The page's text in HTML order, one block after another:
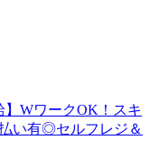
WワークOK！スキ
い有◎セルフレジ＆